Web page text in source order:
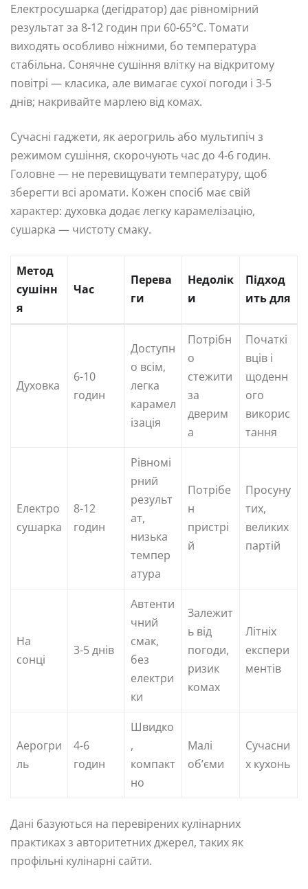
Електросушарка (дегідратор) дає рівномірний
результат за 8-12 годин при 60-65°C. Томати
виходять особливо ніжними, бо температура
стабільна. Сонячне сушіння влітку на відкритому
повітрі — класика, але вимагає сухої погоди і 3-5
днів; накривайте марлею від комах.
Сучасні гаджети, як аерогриль або мультипіч з
режимом сушіння, скорочують час до 4-6 годин.
Головне — не перевищувати температуру, щоб
зберегти всі аромати. Кожен спосіб має свій
характер: духовка додає легку карамелізацію,
сушарка — чистоту смаку.
Метод
сушінн
я
Час
Перева
ги
Недолік
и
Підход
ить для
Духовка
6-10
годин
Доступн
о всім,
легка
карамел
ізація
Потрібн
о
стежити
за
дверим
а
Початкі
вців і
щоденн
ого
викорис
тання
Електро
сушарка
8-12
годин
Рівномі
рний
результ
ат,
низька
темпер
атура
Потрібе
н
пристрі
й
Просуну
тих,
великих
партій
На
сонці
3-5 днів
Автенти
чний
смак,
без
електри
ки
Залежит
ь від
погоди,
ризик
комах
Літніх
експери
ментів
Аерогри
ль
4-6
годин
Швидко
,
компакт
но
Малі
об’єми
Сучасни
х кухонь
Дані базуються на перевірених кулінарних
практиках з авторитетних джерел, таких як
профільні кулінарні сайти.